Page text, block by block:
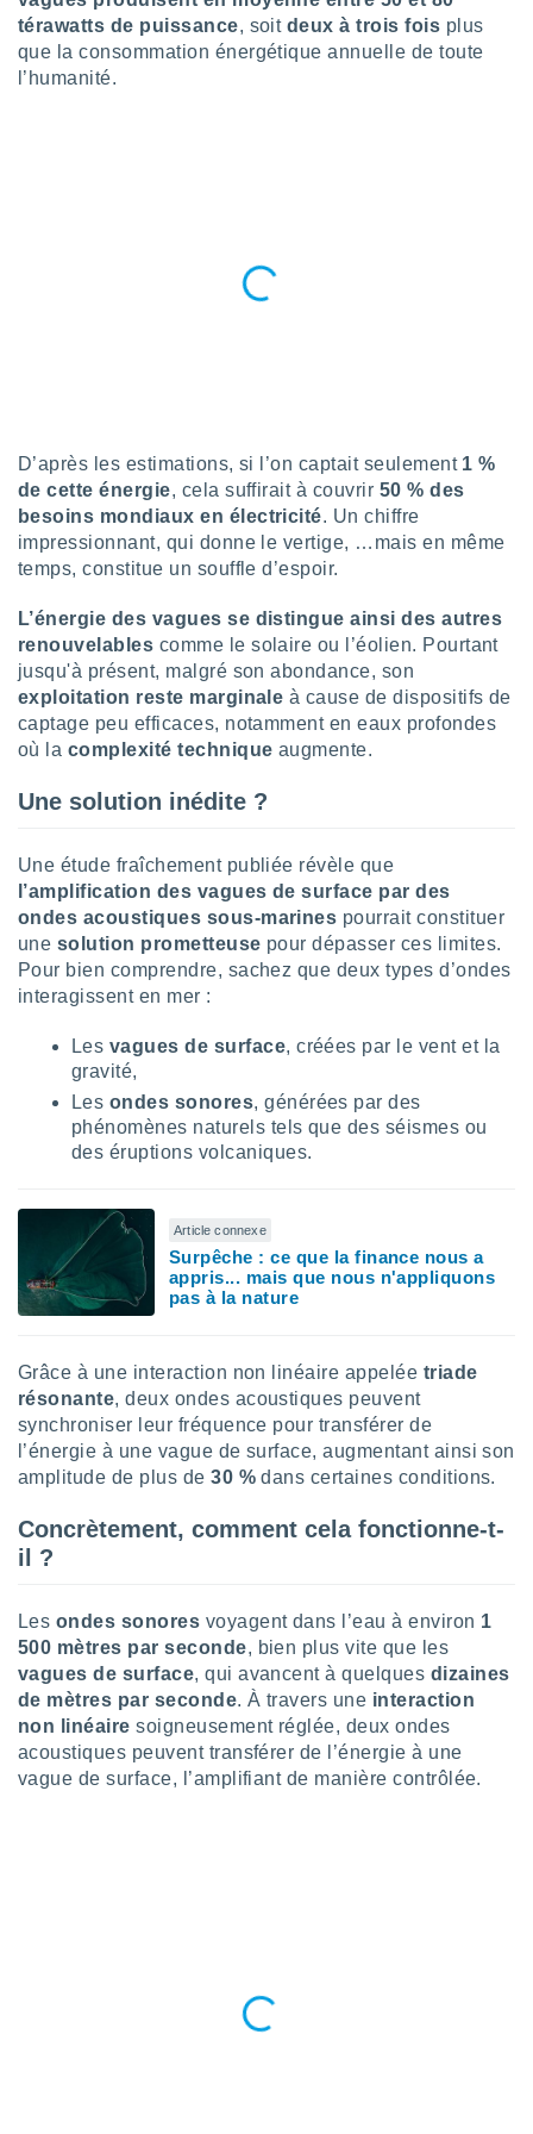
et
»,
au
la
du
en
de
en
des
au
de
web.
que
sur le
et que
ne
ou
vous
térawatts de puissance, soit deux à trois fois plus
que la consommation énergétique annuelle de toute
l’humanité.
D’après les estimations, si l’on captait seulement 1 %
de cette énergie, cela suffirait à couvrir 50 % des
besoins mondiaux en électricité. Un chiffre
impressionnant, qui donne le vertige, …mais en même
temps, constitue un souffle d’espoir.
L’énergie des vagues se distingue ainsi des autres
renouvelables comme le solaire ou l’éolien. Pourtant
jusqu'à présent, malgré son abondance, son
exploitation reste marginale à cause de dispositifs de
captage peu efficaces, notamment en eaux profondes
où la complexité technique augmente.
Une solution inédite ?
Une étude fraîchement publiée révèle que
l’amplification des vagues de surface par des
ondes acoustiques sous-marines pourrait constituer
une solution prometteuse pour dépasser ces limites.
Pour bien comprendre, sachez que deux types d’ondes
interagissent en mer :
Les vagues de surface, créées par le vent et la
gravité,
Les ondes sonores, générées par des
phénomènes naturels tels que des séismes ou
des éruptions volcaniques.
Article connexe
Surpêche : ce que la finance nous a
appris... mais que nous n'appliquons
pas à la nature
Grâce à une interaction non linéaire appelée triade
résonante, deux ondes acoustiques peuvent
synchroniser leur fréquence pour transférer de
l’énergie à une vague de surface, augmentant ainsi son
amplitude de plus de30 % dans certaines conditions.
Concrètement, comment cela fonctionne-t-
il ?
Les ondes sonores voyagent dans l’eau à environ 1
500 mètres par seconde, bien plus vite que les
vagues de surface, qui avancent à quelques dizaines
de mètres par seconde. À travers une interaction
non linéaire soigneusement réglée, deux ondes
acoustiques peuvent transférer de l’énergie à une
vague de surface, l’amplifiant de manière contrôlée.